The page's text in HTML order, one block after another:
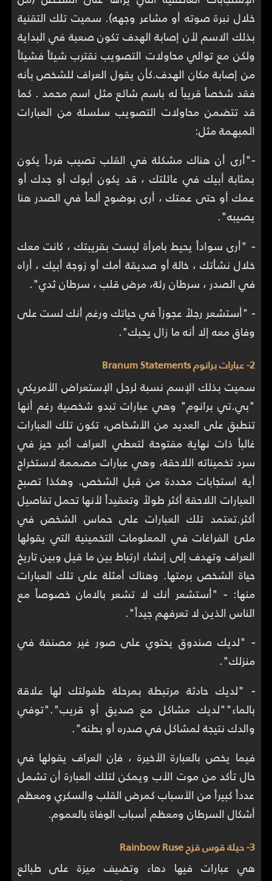
خلال نبرة صوته أو مشاعر وجهه). سميت تلك التقنية
بذلك الاسم لأن إصابة الهدف تكون صعبة في البداية
ولكن مع توالي محاولات التصويب نقترب شيئاً فشيئاً
من إصابة مكان الهدف.كأن يقول العراف للشخص بأنه
فقد شخصاً قريباً له باسم شائع مثل اسم محمد . كما
قد تتضمن محاولات التصويب سلسلة من العبارات
المبهمة مثل:
-"أرى أن هناك مشكلة في القلب تصيب فرداً يكون
بمثابة أبيك في عائلتك ، قد يكون أبوك أو جدك أو
عمك أو حتى عمتك ، أرى بوضوح ألماً في الصدر هنا
يصيبه".
- "أرى سواداً يحيط بامرأة ليست بقريبتك ، كانت معك
خلال نشأتك ، خالة أو صديقة أمك أو زوجة أبيك ، أراه
في الصدر ، سرطان رئة، مرض قلب ، سرطان ثدي".
- "أستشعر رجلاً عجوزاً في حياتك ورغم أنك لست على
وفاق معه إلا أنه ما زال يحبك".
2- عبارات برانوم Branum Statements
سميت بذلك الإسم نسبة لرجل الإستعراض الأمريكي
"بي.تي برانوم" وهي عبارات تبدو شخصية رغم أنها
تنطبق على العديد من الأشخاص، تكون تلك العبارات
غالباً ذات نهاية مفتوحة لتعطي العراف أكبر حيز في
سرد تخميناته اللاحقة، وهي عبارات مصممة لاستخراج
أية استجابات محددة من قبل الشخص. وهكذا تصبح
العبارات اللاحقة أكثر طولاً وتعقيداً لأنها تحمل تفاصيل
أكثر.تعتمد تلك العبارات على حماس الشخص في
ملئ الفراغات في المعلومات التخمينية التي يقولها
العراف وتهدف إلى إنشاء ارتباط بين ما قيل وبين تاريخ
حياة الشخص برمتها. وهناك أمثلة على تلك العبارات
منها: -"أستشعر أنك لا تشعر بالامان خصوصاً مع
الناس الذين لا تعرفهم جيداً".
- "لديك صندوق يحتوي على صور غير مصنفة في
منزلك".
- "لديك حادثة مرتبطة بمرحلة طفولتك لها علاقة
بالماء""لديك مشاكل مع صديق أو قريب"."توفي
والدك نتيجة لمشاكل في صدره أو بطنه".
فيما يخص بالعبارة الأخيرة ، فإن العراف يقولها في
حال تأكد من موت الأب ويمكن لتلك العبارة أن تشمل
عدداً كبيراً من الأسباب كمرض القلب والسكري ومعظم
أشكال السرطان ومعظم أسباب الوفاة بالعموم.
3- حيلة قوس قزح Rainbow Ruse
هي عبارات فيها دهاء وتضيف ميزة على طبائع